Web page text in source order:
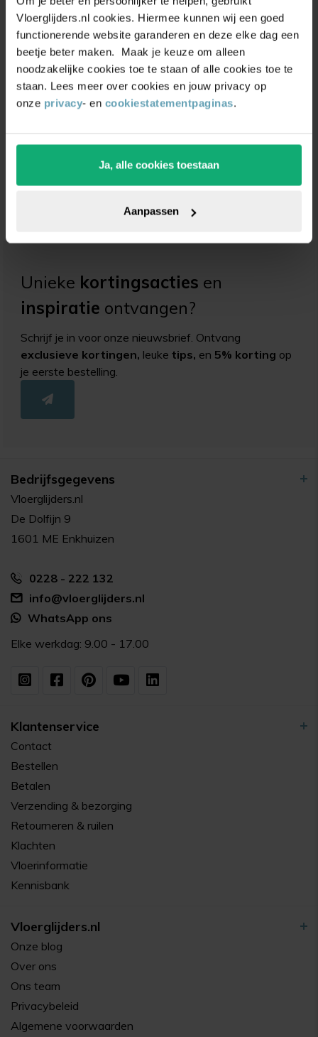
Vloerglijders.nl cookies. Hiermee kunnen wij een goed
functionerende website garanderen en deze elke dag een
beetje beter maken. Maak je keuze om alleen
noodzakelijke cookies toe te staan of alle cookies toe te
staan. Lees meer over cookies en jouw privacy op
onze privacy- en cookiestatementpaginas.
Ja, alle cookies toestaan
Aanpassen
HSS spiraalboor 13,0
(0)
Unieke kortingsacties en
inspiratie ontvangen?
Schrijf je in voor onze nieuwsbrief. Ontvang
exclusieve kortingen, leuketips, en 5% korting op
je eerste bestelling.
Bedrijfsgegevens
Vloerglijders.nl
De Dolfijn 9
1601 ME Enkhuizen
0228 - 222 132
info@vloerglijders.nl
WhatsApp ons
Elke werkdag: 9.00 - 17.00
Klantenservice
Contact
Bestellen
Betalen
Verzending & bezorging
Retourneren & ruilen
Klachten
Vloerinformatie
Kennisbank
Vloerglijders.nl
Onze blog
Over ons
Ons team
Privacybeleid
Algemene voorwaarden